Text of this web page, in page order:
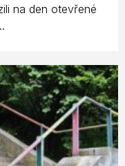
na den otevřené